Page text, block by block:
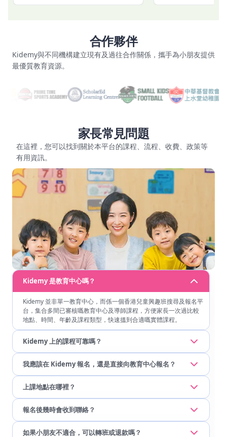
合作夥伴
Kidemy與不同機構建立現有及過往合作關係，攜手為小朋友提供
最優質教育資源。
家長常見問題
在這裡，您可以找到關於本平台的課程、流程、收費、政策等
有用資訊。
Kidemy 是教育中心嗎？
Kidemy 並非單一教育中心，而係一個香港兒童興趣班搜尋及報名平
台，集合多間已審核嘅教育中心及導師課程，方便家長一次過比較
地點、時間、年齡及課程類型，快速搵到合適嘅實體課程。
Kidemy 上的課程可靠嗎？
我應該在 Kidemy 報名，還是直接向教育中心報名？
上課地點在哪裡？
報名後幾時會收到聯絡？
如果小朋友不適合，可以轉班或退款嗎？